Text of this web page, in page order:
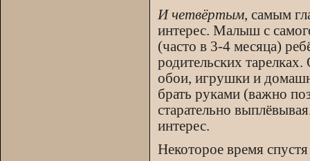
И четвёртым, самым
интерес. Малыш с
(часто в 3-4 месяца)
родительских тарелках.
обои, игрушки и
брать руками (важно
старательно
интерес.
Некоторое время